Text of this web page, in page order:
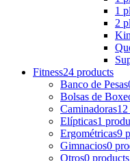
1
2
Fitness24 products
Banco de Pesas
Bolsas de
Caminadoras
Elípticas1
Ergométricas9
Gimnacios0
Otros0 products